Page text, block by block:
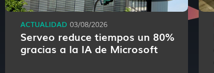
Serveo reduce tiempos un 80%
gracias a la IA de Microsoft
ACTUALIDAD 03/08/2026